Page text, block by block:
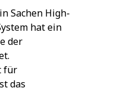
Sachen High-
hat ein
der
für
das